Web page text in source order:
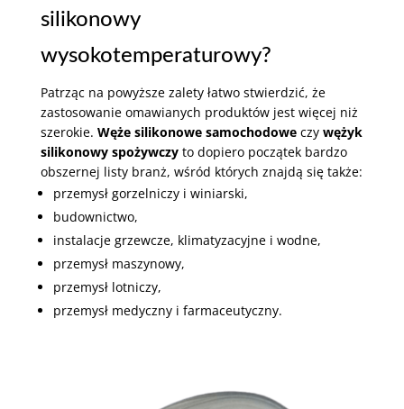
silikonowy
wysokotemperaturowy?
Patrząc na powyższe zalety łatwo stwierdzić, że
zastosowanie omawianych produktów jest więcej niż
szerokie. Węże silikonowe samochodoweczy wężyk
silikonowy spożywczyto dopiero początek bardzo
obszernej listy branż, wśród których znajdą się także:
przemysł gorzelniczy i winiarski,
budownictwo,
instalacje grzewcze, klimatyzacyjne i wodne,
przemysł maszynowy,
przemysł lotniczy,
przemysł medyczny i farmaceutyczny.